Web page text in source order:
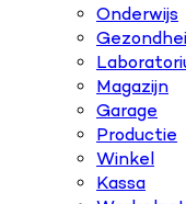
Onderwijs
Magazijn
Garage
Productie
Winkel
Kassa